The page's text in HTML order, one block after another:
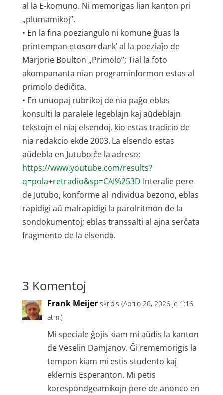
al la E-komuno. Ni memorigas lian kanton pri
„plumamikoj”.
• En la fina poeziangulo ni komune ĝuas la
printempan etoson dank’ al la poeziaĵo de
Marjorie Boulton „Primolo”; Tial la foto
akompananta nian programinformon estas al
primolo dediĉita.
• En unuopaj rubrikoj de nia paĝo eblas
konsulti la paralele legeblajn kaj aŭdeblajn
tekstojn el niaj elsendoj, kio estas tradicio de
nia redakcio ekde 2003. La elsendo estas
aŭdebla en Jutubo ĉe la adreso:
https://www.youtube.com/results?
q=pola+retradio&sp=CAI%253D Interalie pere
de Jutubo, konforme al individua bezono, eblas
rapidigi aŭ malrapidigi la parolritmon de la
sondokumentoj; eblas transsalti al ajna serĉata
fragmento de la elsendo.
3 Komentoj
Frank Meijer skribis (Aprilo 20, 2026 je 1:16
atm.)
Mi speciale ĝojis kiam mi aŭdis la kanton
de Veselin Damjanov. Ĝi rememorigis la
tempon kiam mi estis studento kaj
eklernis Esperanton. Mi petis
korespondgeamikojn pere de anonco en